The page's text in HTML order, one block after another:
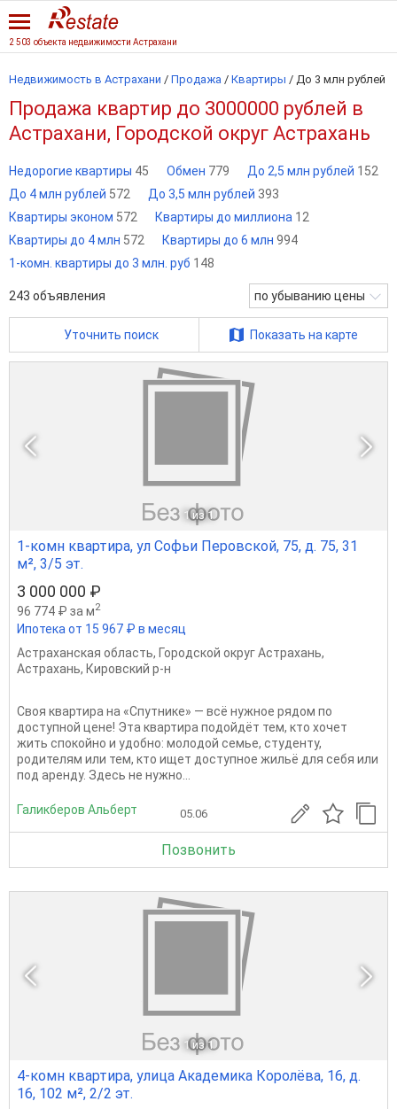
2 503 объекта недвижимости Астрахани
Недвижимость в Астрахани / Продажа / Квартиры / До 3 млн рублей
Продажа квартир до 3000000 рублей в
Астрахани, Городской округ Астрахань
Недорогие квартиры 45 Обмен 779 До 2,5 млн рублей 152
До 4 млн рублей 572 До 3,5 млн рублей 393
Квартиры эконом 572 Квартиры до миллиона 12
Квартиры до 4 млн 572 Квартиры до 6 млн 994
1-комн. квартиры до 3 млн. руб 148
243 объявления по убыванию цены
Уточнить поиск Показать на карте
1 из 1
1-комн квартира, ул Софьи Перовской, 75, д. 75, 31
м², 3/5 эт.
3 000 000 ₽
96 774 ₽ за м2
Ипотека от 15 967 ₽ в месяц
Астраханская область, Городской округ Астрахань,
Астрахань, Кировский р-н
Своя квартира на «Спутнике» — всё нужное рядом по
доступной цене! Эта квартира подойдёт тем, кто хочет
жить спокойно и удобно: молодой семье, студенту,
родителям или тем, кто ищет доступное жильё для себя или
под аренду. Здесь не нужно...
Галикберов Альберт 05.06
Позвонить
1 из 1
4-комн квартира, улица Академика Королёва, 16, д.
16, 102 м², 2/2 эт.